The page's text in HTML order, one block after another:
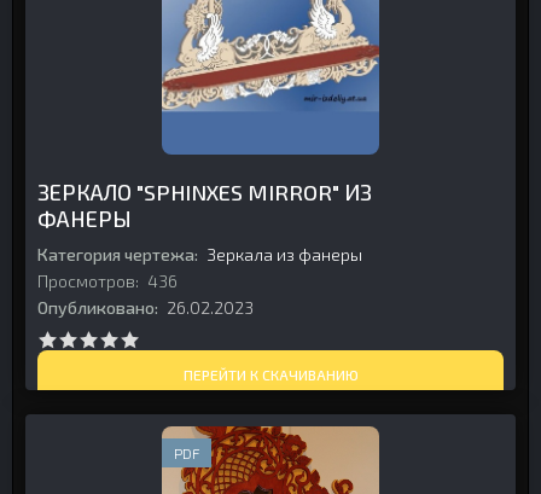
ЗЕРКАЛО "SPHINXES MIRROR" ИЗ
ФАНЕРЫ
Категория чертежа: Зеркала из фанеры
Просмотров: 436
Опубликовано: 26.02.2023
ПЕРЕЙТИ К СКАЧИВАНИЮ
PDF